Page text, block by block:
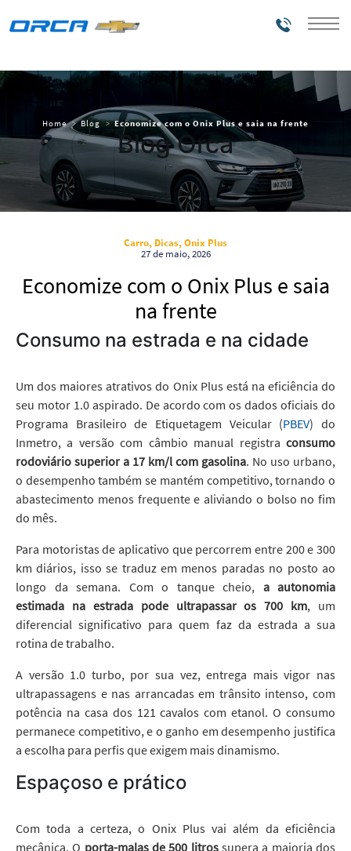
Telefones
Home Blog Economize com o Onix Plus e saia na frente
Blog Orca
Carro, Dicas, Onix Plus
27 de maio, 2026
Economize com o Onix Plus e saia
na frente
Consumo na estrada e na cidade
Um dos maiores atrativos do Onix Plus está na eficiência do
seu motor 1.0 aspirado. De acordo com os dados oficiais do
Programa Brasileiro de Etiquetagem Veicular (PBEV) do
Inmetro, a versão com câmbio manual registra consumo
rodoviário superior a 17 km/l com gasolina. No uso urbano,
o desempenho também se mantém competitivo, tornando o
abastecimento menos frequente e aliviando o bolso no fim
do mês.
Para motoristas de aplicativo que percorrem entre 200 e 300
km diários, isso se traduz em menos paradas no posto ao
longo da semana. Com o tanque cheio, a autonomia
estimada na estrada pode ultrapassar os 700 km, um
diferencial significativo para quem faz da estrada a sua
rotina de trabalho.
A versão 1.0 turbo, por sua vez, entrega mais vigor nas
ultrapassagens e nas arrancadas em trânsito intenso, com
potência na casa dos 121 cavalos com etanol. O consumo
permanece competitivo, e o ganho em desempenho justifica
a escolha para perfis que exigem mais dinamismo.
Espaçoso e prático
Com toda a certeza, o Onix Plus vai além da eficiência
mecânica. O porta-malas de 500 litrossupera a maioria dos